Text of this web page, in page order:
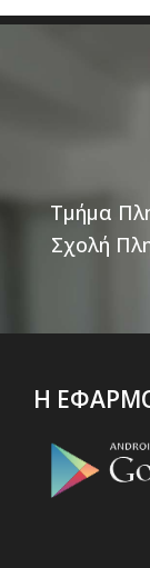
Τμήμα
Σχολή
Η